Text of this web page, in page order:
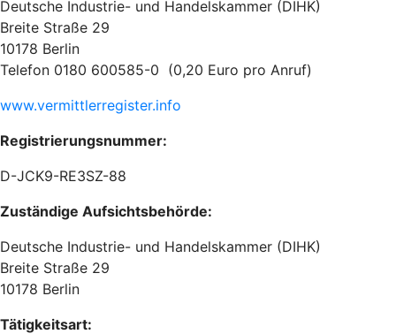
Deutsche Industrie- und Handelskammer (DIHK)
Breite Straße 29
10178 Berlin
Telefon 0180 600585-0 (0,20 Euro pro Anruf)
www.vermittlerregister.info
Registrierungsnummer:
D-JCK9-RE3SZ-88
Zuständige Aufsichtsbehörde:
Deutsche Industrie- und Handelskammer (DIHK)
Breite Straße 29
10178 Berlin
Tätigkeitsart: